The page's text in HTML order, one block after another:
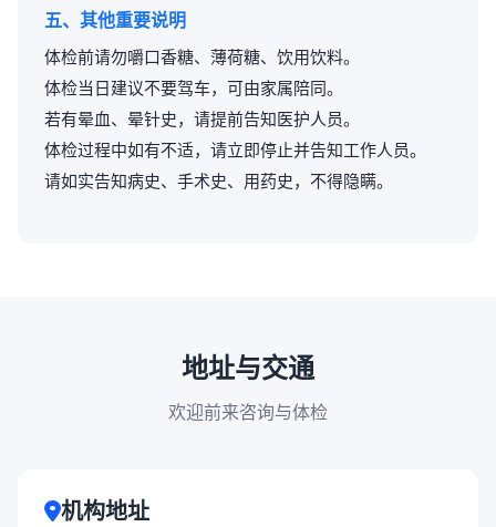
五、其他重要说明
体检前请勿嚼口香糖、薄荷糖、饮用饮料。
体检当日建议不要驾车，可由家属陪同。
若有晕血、晕针史，请提前告知医护人员。
体检过程中如有不适，请立即停止并告知工作人员。
请如实告知病史、手术史、用药史，不得隐瞒。
地址与交通
欢迎前来咨询与体检
机构地址